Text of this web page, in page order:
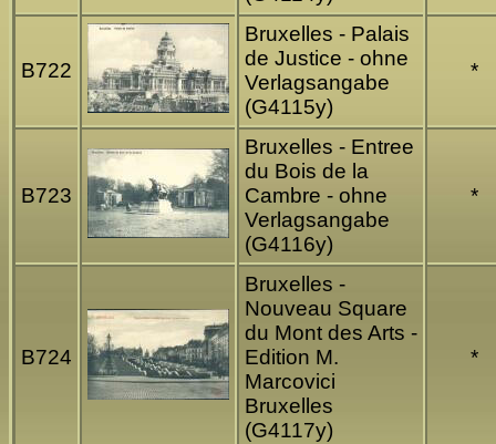
B722
Bruxelles - Palais
de Justice - ohne
Verlagsangabe
(G4115y)
*
B723
Bruxelles - Entree
du Bois de la
Cambre - ohne
Verlagsangabe
(G4116y)
*
B724
Bruxelles -
Nouveau Square
du Mont des Arts -
Edition M.
Marcovici
Bruxelles
(G4117y)
*